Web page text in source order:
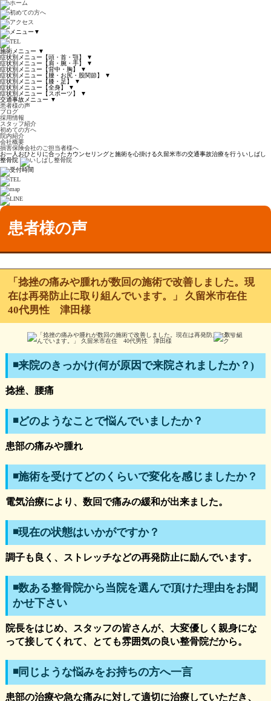
▼
施術メニュー ▼
症状別メニュー【頭・首・顎】
▼
症状別メニュー【肩・腕・手】
▼
症状別メニュー【背中・胸】
▼
症状別メニュー【腰・お尻・股関節】
▼
症状別メニュー【膝・足】
▼
症状別メニュー【全身】
▼
症状別メニュー【スポーツ】
▼
交通事故メニュー ▼
患者様の声
ブログ
採用情報
スタッフ紹介
初めての方へ
院内紹介
会社概要
損害保険会社のご担当者様へ
お一人おひとりに合ったカウンセリングと施術を心掛ける久留米市の交通事故治療を行ういしばし
整骨院
患者様の声
「捻挫の痛みや腫れが数回の施術で改善しました。現
在は再発防止に取り組んでいます。」 久留米市在住
40代男性 津田様
◾️来院のきっかけ(何が原因で来院されましたか？)
捻挫、腰痛
◾️どのようなことで悩んでいましたか？
患部の痛みや腫れ
◾️施術を受けてどのくらいで変化を感じましたか？
電気治療により、数回で痛みの緩和が出来ました。
◾️現在の状態はいかがですか？
調子も良く、ストレッチなどの再発防止に励んでいます。
◾️数ある整骨院から当院を選んで頂けた理由をお聞
かせ下さい
院長をはじめ、スタッフの皆さんが、大変優しく親身にな
って接してくれて、とても雰囲気の良い整骨院だから。
◾️同じような悩みをお持ちの方へ一言
患部の治療や急な痛みに対して適切に治療していただき、